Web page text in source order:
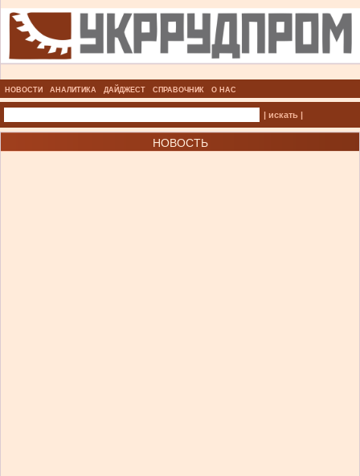
НОВОСТИ АНАЛИТИКА ДАЙДЖЕСТ СПРАВОЧНИК О НАС
| искать |
НОВОСТЬ